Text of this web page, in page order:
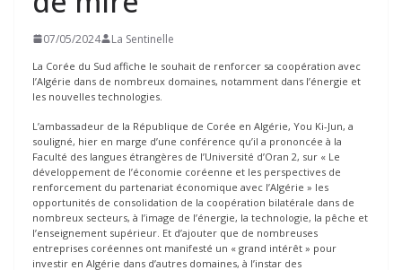
07/05/2024 La Sentinelle
La Corée du Sud affiche le souhait de renforcer sa coopération avec
l’Algérie dans de nombreux domaines, notamment dans l’énergie et
les nouvelles technologies.
L’ambassadeur de la République de Corée en Algérie, You Ki-Jun, a
souligné, hier en marge d’une conférence qu’il a prononcée à la
Faculté des langues étrangères de l’Université d’Oran 2, sur « Le
développement de l’économie coréenne et les perspectives de
renforcement du partenariat économique avec l’Algérie » les
opportunités de consolidation de la coopération bilatérale dans de
nombreux secteurs, à l’image de l’énergie, la technologie, la pêche et
l’enseignement supérieur. Et d’ajouter que de nombreuses
entreprises coréennes ont manifesté un « grand intérêt » pour
investir en Algérie dans d’autres domaines, à l’instar des